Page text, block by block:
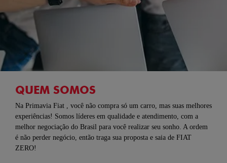
QUEM SOMOS
Na Primavia Fiat , você não compra só um carro, mas suas melhores
experiências! Somos líderes em qualidade e atendimento, com a
melhor negociação do Brasil para você realizar seu sonho. A ordem
é não perder negócio, então traga sua proposta e saia de FIAT
ZERO!